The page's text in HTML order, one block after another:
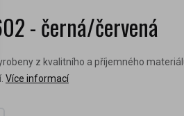
- černá/červená
z kvalitního a příjemného
Více informací